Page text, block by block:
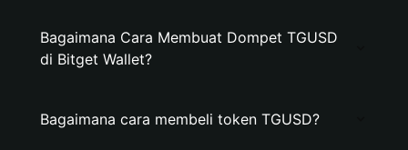
Bagaimana Cara Membuat Dompet TGUSD
di Bitget Wallet?
Bagaimana cara membeli token TGUSD?